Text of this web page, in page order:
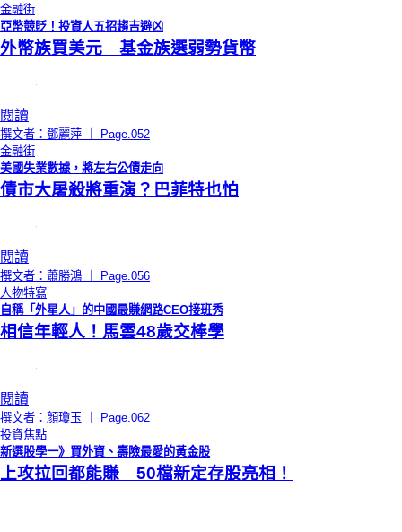
金融街
亞幣競貶！投資人五招趨吉避凶
外幣族買美元 基金族選弱勢貨幣
閱讀
撰文者：鄧麗萍 ｜ Page.052
金融街
美國失業數據，將左右公債走向
債市大屠殺將重演？巴菲特也怕
閱讀
撰文者：蕭勝鴻 ｜ Page.056
人物特寫
自稱「外星人」的中國最賺網路CEO接班秀
相信年輕人！馬雲48歲交棒學
閱讀
撰文者：顏瓊玉 ｜ Page.062
投資焦點
新選股學一》買外資、壽險最愛的黃金股
上攻拉回都能賺 50檔新定存股亮相！